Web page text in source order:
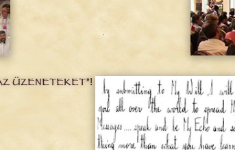
ÜZENETEKET”!